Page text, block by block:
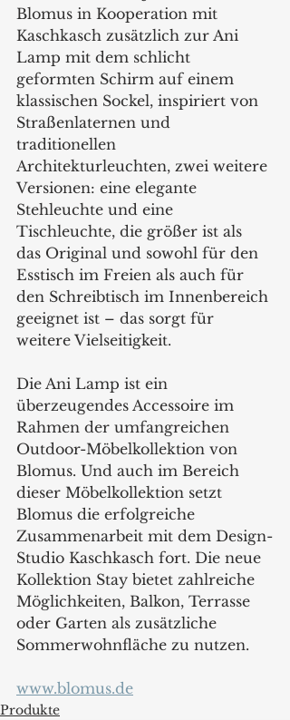
Blomus in Kooperation mit
Kaschkasch zusätzlich zur Ani
Lamp mit dem schlicht
geformten Schirm auf einem
klassischen Sockel, inspiriert von
Straßenlaternen und
traditionellen
Architekturleuchten, zwei weitere
Versionen: eine elegante
Stehleuchte und eine
Tischleuchte, die größer ist als
das Original und sowohl für den
Esstisch im Freien als auch für
den Schreibtisch im Innenbereich
geeignet ist – das sorgt für
weitere Vielseitigkeit.
Die Ani Lamp ist ein
überzeugendes Accessoire im
Rahmen der umfangreichen
Outdoor-Möbelkollektion von
Blomus. Und auch im Bereich
dieser Möbelkollektion setzt
Blomus die erfolgreiche
Zusammenarbeit mit dem Design-
Studio Kaschkasch fort. Die neue
Kollektion Stay bietet zahlreiche
Möglichkeiten, Balkon, Terrasse
oder Garten als zusätzliche
Sommerwohnfläche zu nutzen.
www.blomus.de
Produkte